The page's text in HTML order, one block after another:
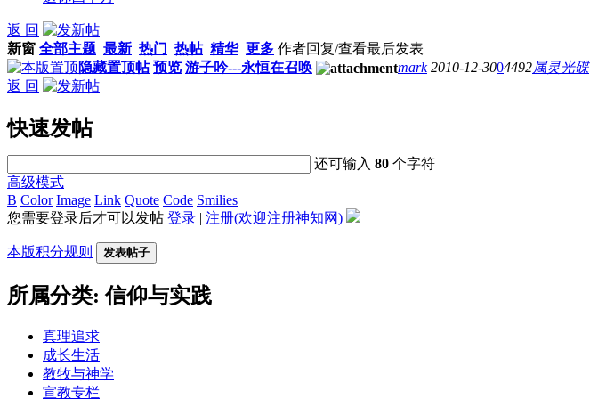
返 回
新窗 全部主题 最新 热门 热帖 精华 更多 作者回复/查看最后发表
隐藏置顶帖 预览 游子吟---永恒在召唤 mark 2010-12-3004492属灵光碟
返 回
快速发帖
还可输入80 个字符
高级模式
B Color Image Link Quote Code Smilies
您需要登录后才可以发帖 登录 | 注册(欢迎注册神知网)
本版积分规则 发表帖子
所属分类: 信仰与实践
真理追求
成长生活
教牧与神学
宣教专栏